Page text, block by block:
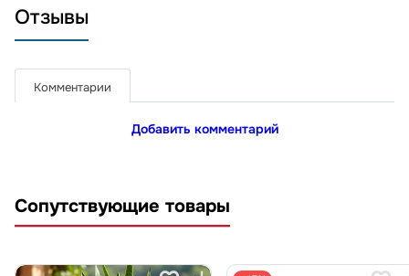
Отзывы
Комментарии
Добавить комментарий
Сопутствующие товары